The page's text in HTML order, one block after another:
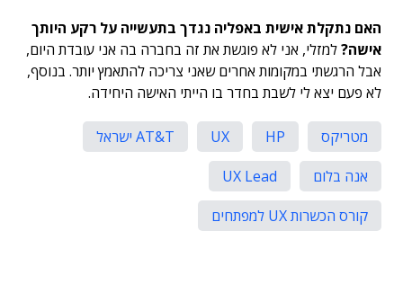
האם נתקלת אישית באפליה נגדך בתעשייה על רקע היותך
אישה?למזלי, אני לא פוגשת את זה בחברה בה אני עובדת היום,
אבל הרגשתי במקומות אחרים שאני צריכה להתאמץ יותר. בנוסף,
לא פעם יצא לי לשבת בחדר בו הייתי האישה היחידה.
מטריקס HP
UX
AT&T ישראל
אנה בלום
UX Lead
קורס הכשרות UX למפתחים